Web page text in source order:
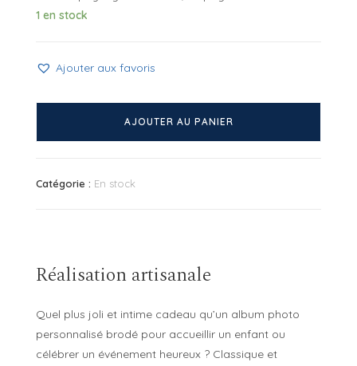
1 en stock
Ajouter aux favoris
Mini
brodé
AJOUTER AU PANIER
Catégorie : En stock
Réalisation artisanale
Quel plus joli et intime cadeau qu’un album photo
personnalisé brodé pour accueillir un enfant ou
célébrer un événement heureux ? Classique et